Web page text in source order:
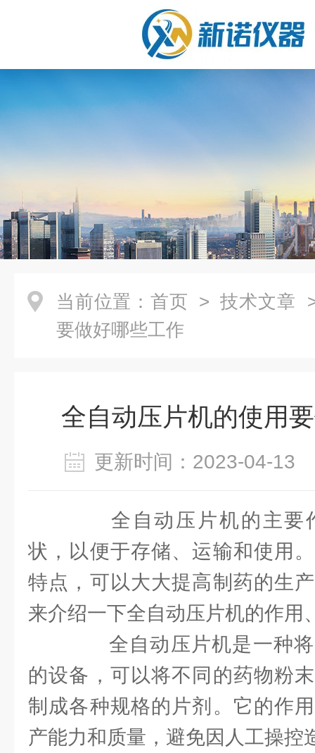
当前位置： 首页 > 技术文章
要做好哪些工作
全自动压片机的使用
更新时间：2023-04-
全自动压片机的主要
状，以便于存储、运输和使用
特点，可以大大提高制药的生
来介绍一下全自动压片机的作用
全自动压片机是一种将
的设备，可以将不同的药物粉
制成各种规格的片剂。它的作
产能力和质量，避免因人工操控